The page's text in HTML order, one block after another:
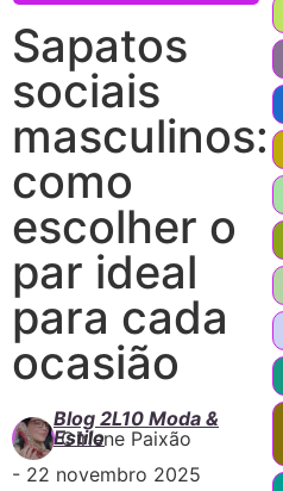
Sapatos
sociais
masculinos:
como
escolher o
par ideal
para cada
ocasião
Blog 2L10 Moda &
Estilo
Girlene Paixão
- 22 novembro 2025